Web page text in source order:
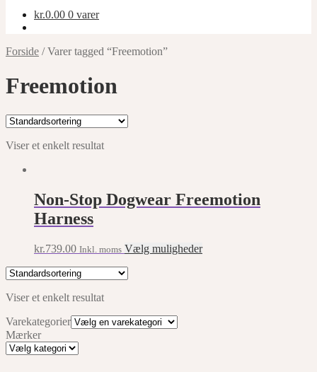
kr.0.00 0 varer
Forside /Varer tagged “Freemotion”
Freemotion
Viser et enkelt resultat
Non-Stop Dogwear Freemotion
Harness
kr.739.00 Inkl. moms Vælg mulighederThis
Viser et enkelt resultat
Varekategorier
Mærker
Mærker